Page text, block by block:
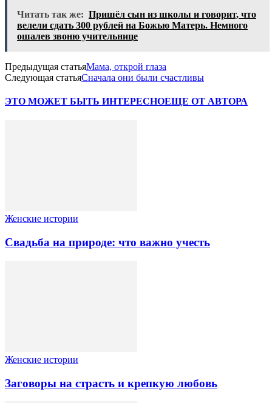
Читать так же: Пришёл сын из школы и говорит, что
велели сдать 300 рублей на Божью Матерь. Немного
ошалев звоню учительнице
Предыдущая статьяМама, открой глаза
Следующая статьяСначала они были счастливы
ЭТО МОЖЕТ БЫТЬ ИНТЕРЕСНОЕЩЕ ОТ АВТОРА
Женские истории
Свадьба на природе: что важно учесть
Женские истории
Заговоры на страсть и крепкую любовь